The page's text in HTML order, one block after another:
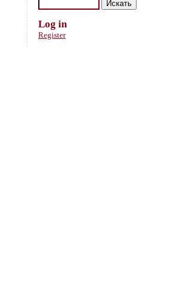
Log in
Register